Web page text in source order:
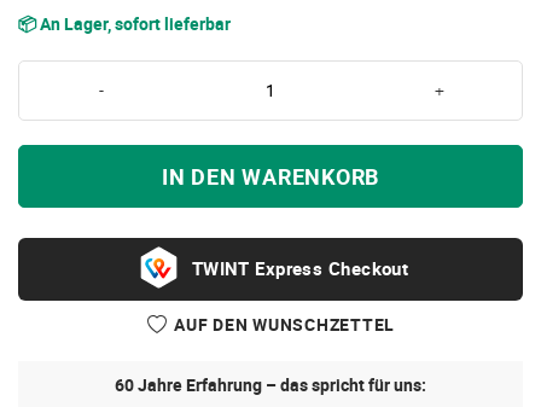
📦 An Lager, sofort lieferbar
- +
IN DEN WARENKORB
Express Checkout
AUF DEN WUNSCHZETTEL
60 Jahre Erfahrung – das spricht für uns: